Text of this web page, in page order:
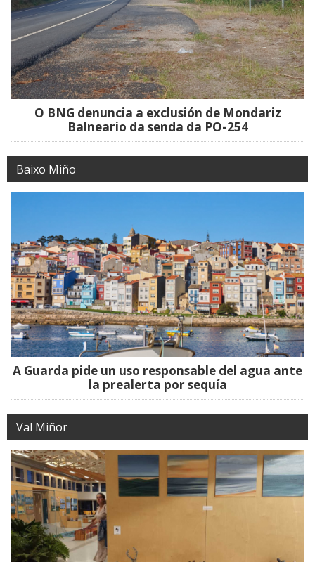
O BNG denuncia a exclusión de Mondariz
Balneario da senda da PO-254
Baixo Miño
A Guarda pide un uso responsable del agua ante
la prealerta por sequía
Val Miñor